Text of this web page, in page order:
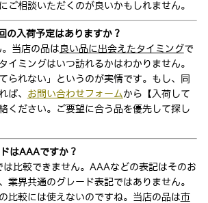
ご相談いただくのが良いかもしれません。
の入荷予定はありますか？
当店の品は 良い品に出会えたタイミングで
イミングはいつ訪れるかはわかりません。
られない」というのが実情です。もし、同
ば、 お問い合わせフォーム から【入荷して
ください。ご要望に合う品を優先して探し
はAAAですか？
比較できません。AAAなどの表記はそのお
業界共通のグレード表記ではありません。
比較には使えないのですね。当店の品は市